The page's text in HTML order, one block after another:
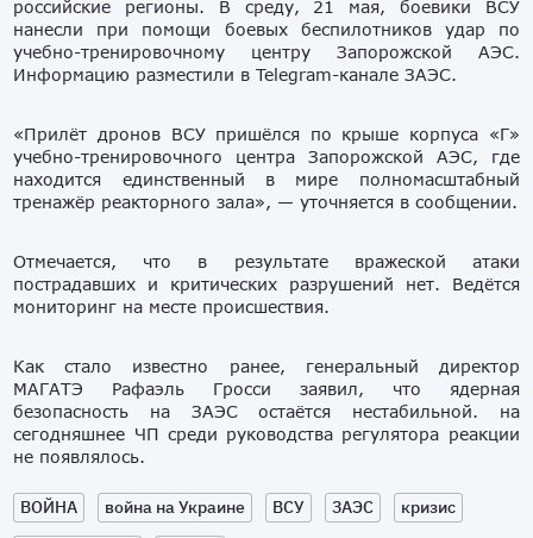
российские регионы. В среду, 21 мая, боевики ВСУ
нанесли при помощи боевых беспилотников удар по
учебно-тренировочному центру Запорожской АЭС.
Информацию разместили в Telegram-канале ЗАЭС.
«Прилёт дронов ВСУ пришёлся по крыше корпуса «Г»
учебно-тренировочного центра Запорожской АЭС, где
находится единственный в мире полномасштабный
тренажёр реакторного зала», — уточняется в сообщении.
Отмечается, что в результате вражеской атаки
пострадавших и критических разрушений нет. Ведётся
мониторинг на месте происшествия.
Как стало известно ранее, генеральный директор
МАГАТЭ Рафаэль Гросси заявил, что ядерная
безопасность на ЗАЭС остаётся нестабильной. на
сегодняшнее ЧП среди руководства регулятора реакции
не появлялось.
ВОЙНА война на Украине ВСУ ЗАЭС
кризис